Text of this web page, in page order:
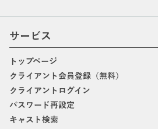
サービス
トップページ
クライアント会員登録（無料）
クライアントログイン
パスワード再設定
キャスト検索